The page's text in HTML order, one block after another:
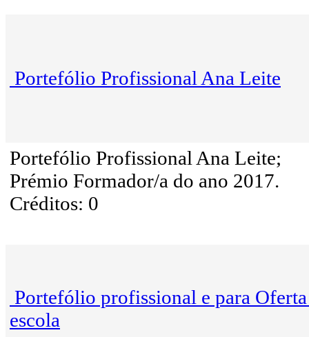
Portefólio Profissional Ana Leite
Portefólio Profissional Ana Leite;
Prémio Formador/a do ano 2017.
Créditos: 0
Portefólio profissional e para
escola